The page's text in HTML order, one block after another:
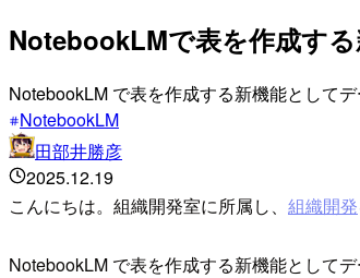
NotebookLMで表を作成す
NotebookLM で表を作成する新機能として
NotebookLM
田部井勝彦
2025.12.19
こんにちは。組織開発室に所属し、 組織開発
NotebookLM で表を作成する新機能として